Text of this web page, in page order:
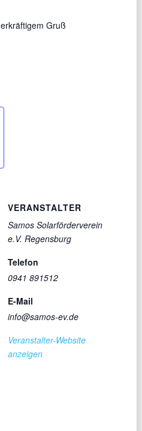
Gruß
VERANSTALTER
Samos Solarförderverein
e.V. Regensburg
Telefon
0941 891512
E-Mail
info@samos-ev.de
Veranstalter-Website
anzeigen